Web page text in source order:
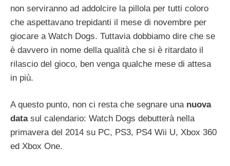
non serviranno ad addolcire la pillola per tutti coloro
che aspettavano trepidanti il mese di novembre per
giocare a Watch Dogs. Tuttavia dobbiamo dire che se
è davvero in nome della qualità che si è ritardato il
rilascio del gioco, ben venga qualche mese di attesa
in più.
A questo punto, non ci resta che segnare una nuova
datasul calendario: Watch Dogs debutterà nella
primavera del 2014 su PC, PS3, PS4 Wii U, Xbox 360
ed Xbox One.